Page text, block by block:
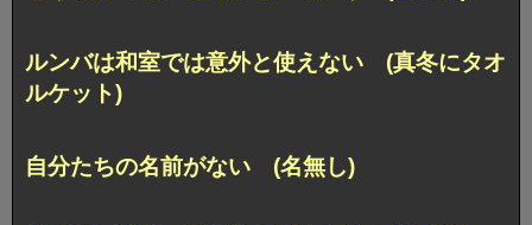
ルンバは和室では意外と使えない (真冬にタオ
ルケット)
自分たちの名前がない (名無し)